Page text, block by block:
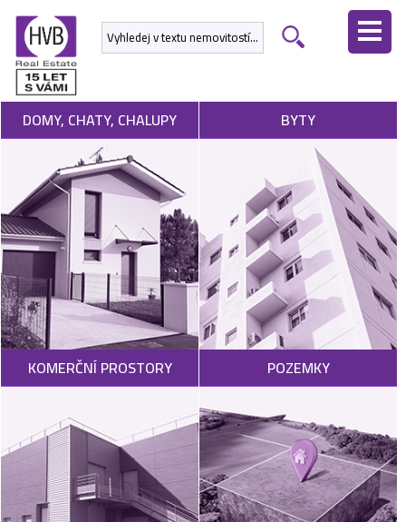
DOMY, CHATY, CHALUPY BYTY
KOMERČNÍ PROSTORY POZEMKY
ÚVODNÍ
STRÁNKA
NEMOVITOSTI
DEVELOPERSKÉ
PROJEKTY
SLUŽBY
NABÍDNOUT
NEMOVITOST
POPTAT
NEMOVITOST
VÝKUP
NEMOVITOSTÍ
SPONZORUJEME